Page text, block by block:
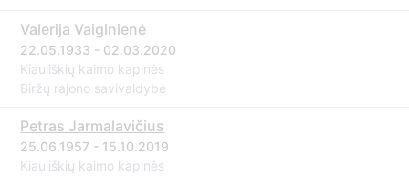
Valerija Vaiginienė
22.05.1933 - 02.03.2020
Kiauliškių kaimo kapinės
Biržų rajono savivaldybė
Petras Jarmalavičius
25.06.1957 - 15.10.2019
Kiauliškių kaimo kapinės